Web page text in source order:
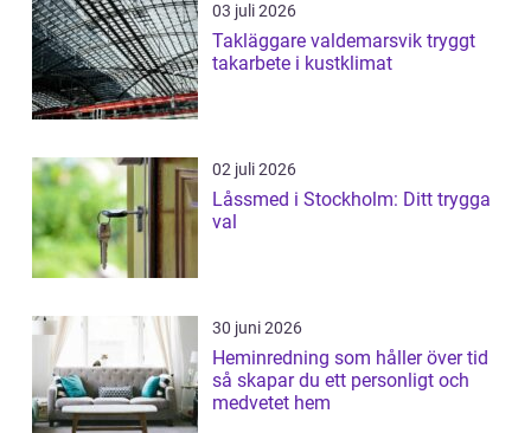
03 juli 2026
Takläggare valdemarsvik tryggt
takarbete i kustklimat
02 juli 2026
Låssmed i Stockholm: Ditt trygga
val
30 juni 2026
Heminredning som håller över tid
så skapar du ett personligt och
medvetet hem